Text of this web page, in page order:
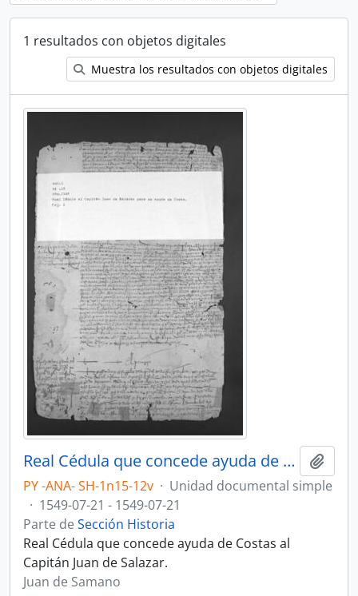
1 resultados con objetos digitales
Muestra los resultados con objetos digitales
Real Cédula que concede ayuda de Costas al Capitán Juan de Salazar.
PY -ANA- SH-1n15-12v · Unidad documental simple
· 1549-07-21 - 1549-07-21
Parte de Sección Historia
Real Cédula que concede ayuda de Costas al
Capitán Juan de Salazar.
Juan de Samano